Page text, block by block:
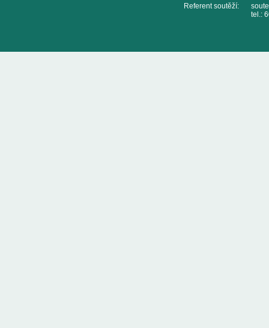
Referent soutěží:
tel.: